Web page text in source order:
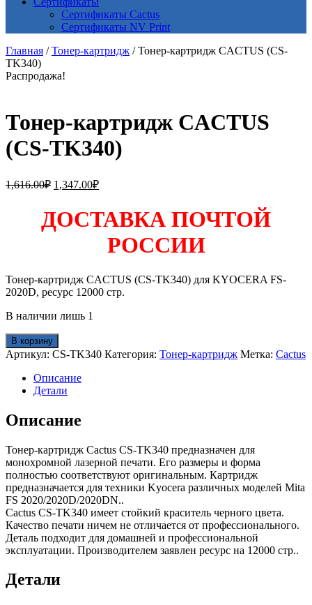
Сертификаты Cactus
Сертификаты NV Print
Главная /Тонер-картридж / Тонер-картридж CACTUS (CS-
TK340)
Распродажа!
Тонер-картридж CACTUS
(CS-TK340)
1,616.00₽ Первоначальная
1,616.00₽.
1,347.00₽Текущая
ДОСТАВКА ПОЧТОЙ
РОССИИ
Тонер-картридж CACTUS (CS-TK340) для KYOCERA FS-
2020D, ресурс 12000 стр.
В наличии лишь 1
Количество
товара
Тонер-
картридж
CACTUS
TK340)
В корзину
Артикул: CS-TK340 Категория: Тонер-картридж Метка: Cactus
Описание
Детали
Описание
Тонер-картридж Cactus CS-TK340 предназначен для
монохромной лазерной печати. Его размеры и форма
полностью соответствуют оригинальным. Картридж
предназначается для техники Kyocera различных моделей Mita
FS 2020/2020D/2020DN..
Cactus CS-TK340 имеет стойкий краситель черного цвета.
Качество печати ничем не отличается от профессионального.
Деталь подходит для домашней и профессиональной
эксплуатации. Производителем заявлен ресурс на 12000 стр..
Детали